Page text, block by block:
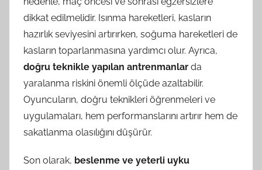
dikkat edilmelidir. Isınma hareketleri, kasların
hazırlık seviyesini artırırken, soğuma hareketleri de
kasların toparlanmasına yardımcı olur. Ayrıca,
doğru teknikle yapılan antrenmanlar da
yaralanma riskini önemli ölçüde azaltabilir.
Oyuncuların, doğru teknikleri öğrenmeleri ve
uygulamaları, hem performanslarını artırır hem de
sakatlanma olasılığını düşürür.
Son olarak, beslenme ve yeterli uyku